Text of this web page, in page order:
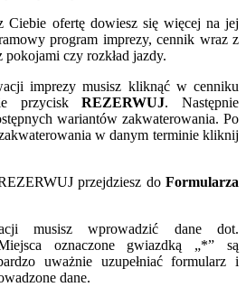
Ciebie ofertę dowiesz się więcej na jej
program imprezy, cennik wraz z
czy rozkład jazdy.
imprezy musisz kliknąć w cenniku
przyciskREZERWUJ. Następnie
wariantów zakwaterowania. Po
w danym terminie kliknij
przejdziesz do Formularza
musisz wprowadzić dane dot.
oznaczone gwiazdką „*” są
uważnie uzupełniać formularz i
dane.